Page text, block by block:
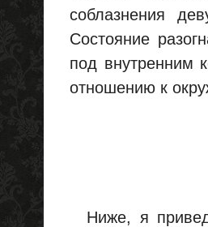
соблазнения
Состояние
под внутренним
отношению к
Ниже, я